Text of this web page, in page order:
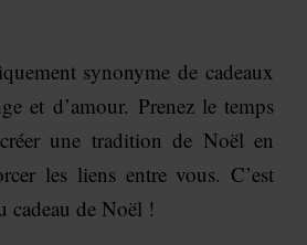
synonyme de cadeaux
et d’amour. Prenez le temps
une tradition de Noël en
les liens entre vous. C’est
cadeau de Noël !